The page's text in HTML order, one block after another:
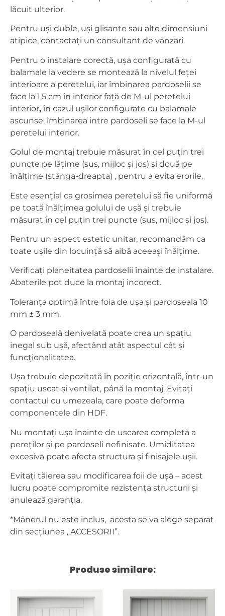
lăcuit ulterior.
Pentru uși duble, uși glisante sau alte dimensiuni
atipice, contactați un consultant de vânzări.
Pentru o instalare corectă, ușa configurată cu
balamale la vedere se montează la nivelul feței
interioare a peretelui, iar îmbinarea pardoselii se
face la 1,5 cm în interior față de M-ul peretelui
interior, în cazul ușilor configurate cu balamale
ascunse, îmbinarea intre pardoseli se face la M-ul
peretelui interior.
Golul de montaj trebuie măsurat în cel puțin trei
puncte pe lățime (sus, mijloc și jos) și două pe
înălțime (stânga-dreapta) , pentru a evita erorile.
Este esențial ca grosimea peretelui să fie uniformă
pe toată înălțimea golului de ușă și trebuie
măsurat în cel puțin trei puncte (sus, mijloc și jos).
Pentru un aspect estetic unitar, recomandăm ca
toate ușile din locuință să aibă aceeași înălțime.
Verificați planeitatea pardoselii înainte de instalare.
Abaterile pot duce la montaj incorect.
Toleranța optimă între foia de ușa și pardoseala 10
mm ± 3 mm.
O pardoseală denivelată poate crea un spațiu
inegal sub ușă, afectând atât aspectul cât și
funcționalitatea.
Ușa trebuie depozitată în poziție orizontală, într-un
spațiu uscat și ventilat, până la montaj. Evitați
contactul cu umezeala, care poate deforma
componentele din HDF.
Nu montați ușa înainte de uscarea completă a
pereților și pe pardoseli nefinisate. Umiditatea
excesivă poate afecta structura și finisajele ușii.
Evitați tăierea sau modificarea foii de ușă – acest
lucru poate compromite rezistența structurii și
anulează garanția.
*Mânerul nu este inclus, acesta se va alege separat
din secțiunea „ACCESORII”.
Produse similare: